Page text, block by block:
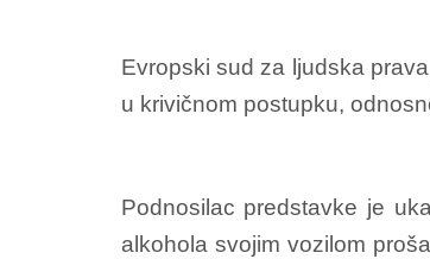
Evropski sud za ljudska
u krivičnom postupku,
Podnosilac predstavke je
alkohola svojim vozilom